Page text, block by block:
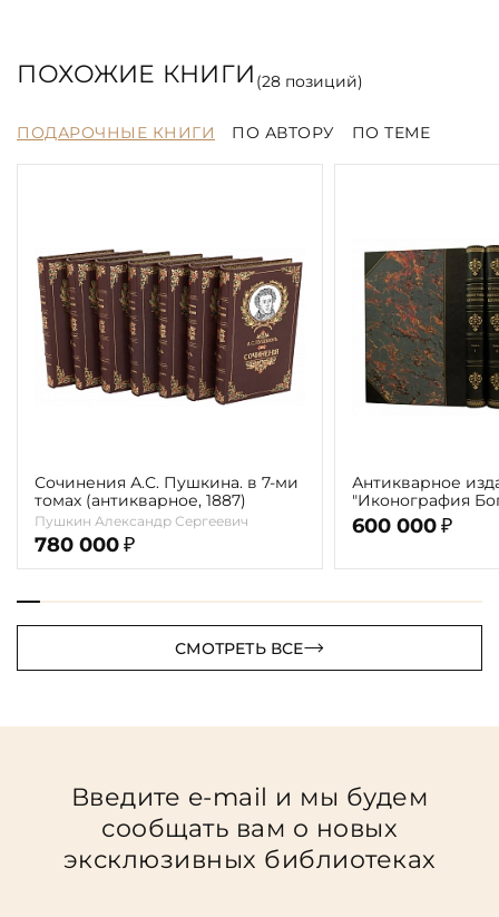
ПОХОЖИЕ КНИГИ (28позиций)
ПОДАРОЧНЫЕ КНИГИ ПО АВТОРУ ПО ТЕМЕ
Сочинения А.С. Пушкина. в 7-ми
томах (антикварное, 1887)
Пушкин Александр Сергеевич
780 000 ₽
Антикварное
"Иконография
г. (в 2-х томах с
автора)
600 000 ₽
СМОТРЕТЬ ВСЕ
Введите e-mail и мы будем
сообщать вам о новых
эксклюзивных библиотеках